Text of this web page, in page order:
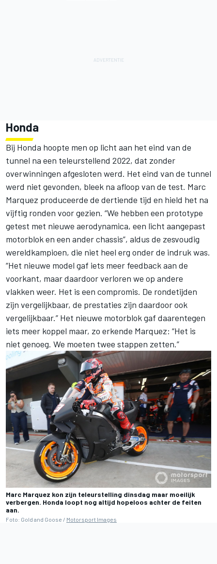
Honda
Bij Honda hoopte men op licht aan het eind van de
tunnel na een teleurstellend 2022, dat zonder
overwinningen afgesloten werd. Het eind van de tunnel
werd niet gevonden, bleek na afloop van de test. Marc
Marquez produceerde de dertiende tijd en hield het na
vijftig ronden voor gezien. “We hebben een prototype
getest met nieuwe aerodynamica, een licht aangepast
motorblok en een ander chassis”, aldus de zesvoudig
wereldkampioen, die niet heel erg onder de indruk was.
“Het nieuwe model gaf iets meer feedback aan de
voorkant, maar daardoor verloren we op andere
vlakken weer. Het is een compromis. De rondetijden
zijn vergelijkbaar, de prestaties zijn daardoor ook
vergelijkbaar.” Het nieuwe motorblok gaf daarentegen
iets meer koppel maar, zo erkende Marquez: “Het is
niet genoeg. We moeten twee stappen zetten.”
Marc Marquez kon zijn teleurstelling dinsdag maar moeilijk
verbergen. Honda loopt nog altijd hopeloos achter de feiten
aan.
Foto: Gold and Goose / Motorsport Images